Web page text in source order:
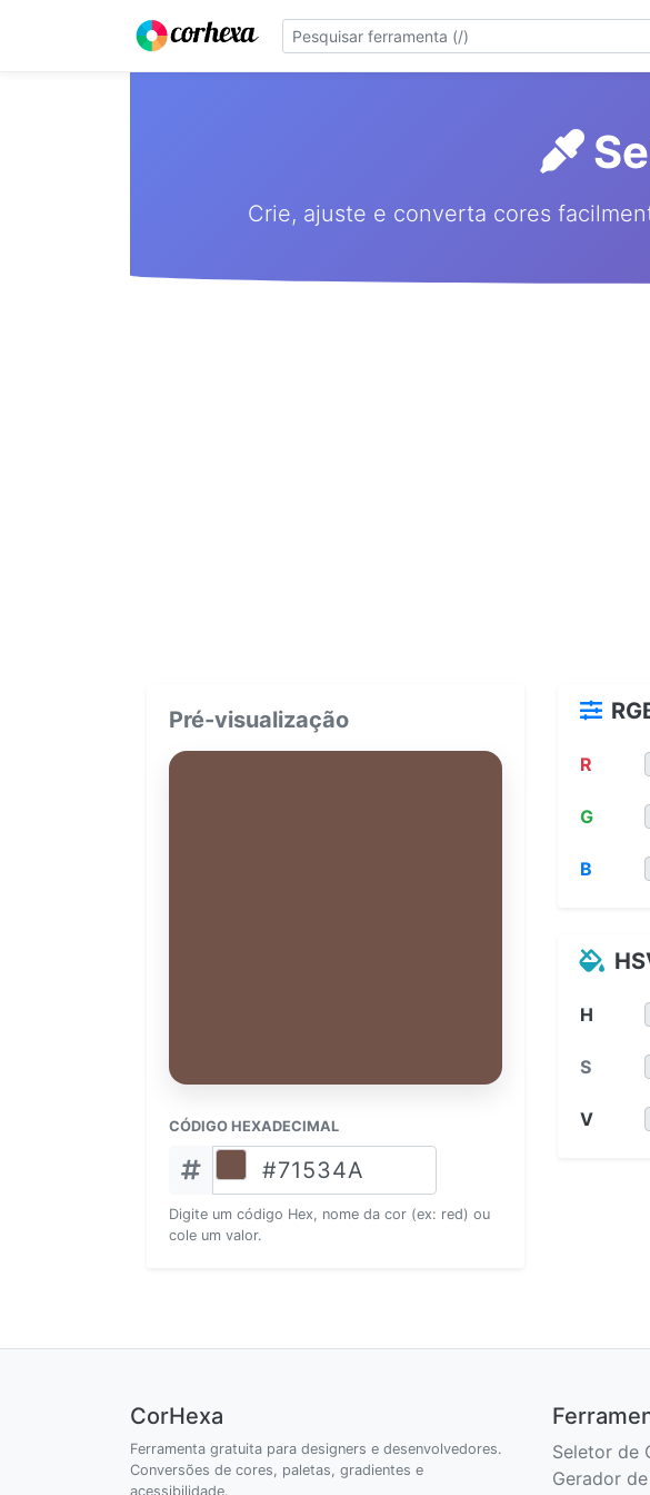
Crie, ajuste e converta cores
Pré-visualização
CÓDIGO HEXADECIMAL
Digite um código Hex, nome da cor (ex: red) ou
cole um valor.
R
G
B
H
S
V
CorHexa
Ferramenta gratuita para designers e desenvolvedores.
Conversões de cores, paletas, gradientes e
acessibilidade.
Seletor de
Gerador